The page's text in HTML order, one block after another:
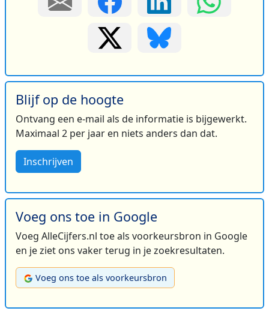
Blijf op de hoogte
Ontvang een e-mail als de informatie is bijgewerkt.
Maximaal 2 per jaar en niets anders dan dat.
Inschrijven
Voeg ons toe in Google
Voeg AlleCijfers.nl toe als voorkeursbron in Google
en je ziet ons vaker terug in je zoekresultaten.
Voeg ons toe als voorkeursbron